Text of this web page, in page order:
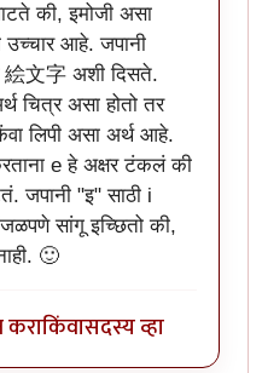
की, इमोजी असा
उच्चार आहे. जपानी
絵文字 अशी दिसते.
चित्र असा होतो तर
लिपी असा अर्थ आहे.
e हे अक्षर टंकलं की
जपानी "इ" साठी i
सांगू इच्छितो की,
🙂
कराकिंवासदस्य व्हा